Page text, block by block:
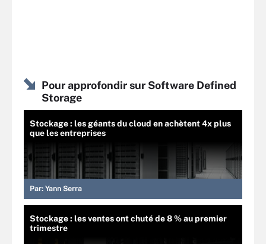
Pour approfondir sur Software Defined
Storage
Stockage : les géants du cloud en achètent 4x plus
que les entreprises
Par: Yann Serra
Stockage : les ventes ont chuté de 8 % au premier
trimestre